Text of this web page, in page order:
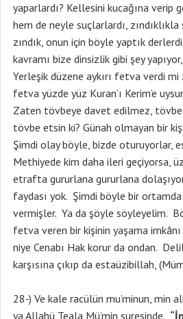
yaparlardı? Kellesini kucağına verip
hem de neyle suçlarlardı,
zındık, onun için böyle yaptık
kavramı bize dinsizlik gibi şey
Yerleşik düzene aykırı fetva verdi mi
fetva yüzde yüz Kuran’ı Kerim’e
Zaten tövbeye davet edilmez, tövbe
tövbe etsin ki? Günah olmayan bir
Şimdi olay böyle, bizde oturuyorlar,
Methiyede kim daha ileri geçiyorsa,
etrafta gururlana gururlana
faydası yok. Şimdi böyle bir
vermişler. Ya da şöyle söyleyelim.
fetva veren bir kişinin yaşama
niye Cenabı Hak korur da ondan.
karşısına çıkıp da estaüzibillah,
28-) Ve kale racülün mu’minun, min
ya Allahü Teala Mü’min suresinde.